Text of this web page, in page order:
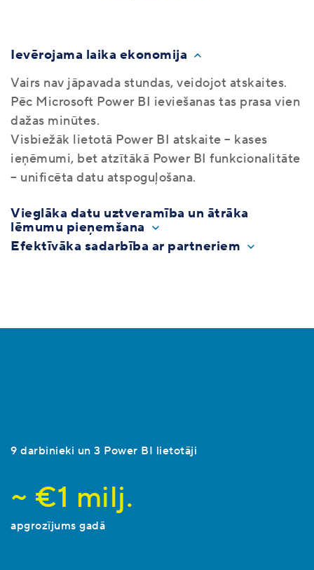
Ievērojama laika ekonomija
Vairs nav jāpavada stundas, veidojot atskaites.
Pēc Microsoft Power BI ieviešanas tas prasa vien
dažas minūtes.
Visbiežāk lietotā Power BI atskaite – kases
ieņēmumi, bet atzītākā Power BI funkcionalitāte
– unificēta datu atspoguļošana.
Vieglāka datu uztveramība un ātrāka
lēmumu pieņemšana
Efektīvāka sadarbība ar partneriem
9 darbinieki un 3 Power BI lietotāji
~ €1 milj.
apgrozījums gadā